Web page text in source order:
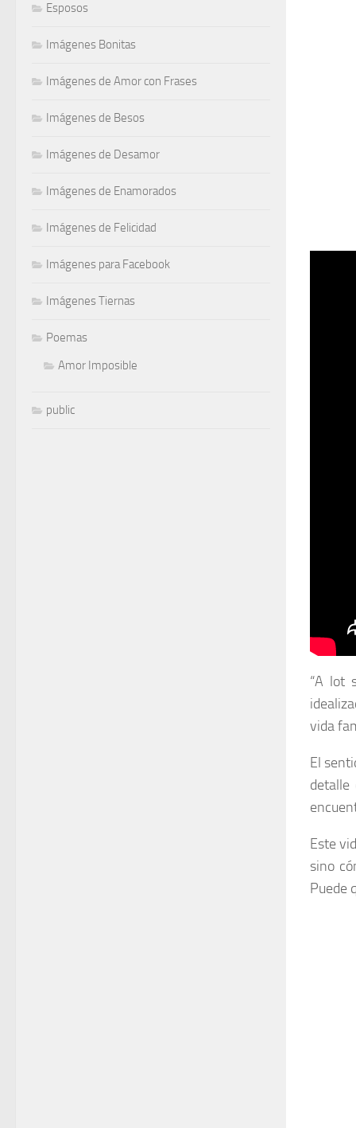
“A lot
vida
El
detalle
Este
sino
Puede
Esposos
Imágenes Bonitas
Imágenes de Amor con Frases
Imágenes de Besos
Imágenes de Desamor
Imágenes de Enamorados
Imágenes de Felicidad
Imágenes para Facebook
Imágenes Tiernas
Poemas
Amor Imposible
public